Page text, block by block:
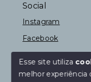
Social
Instagram
Facebook
© Copyright 2026 -
Esse site utiliza
melhor experiência